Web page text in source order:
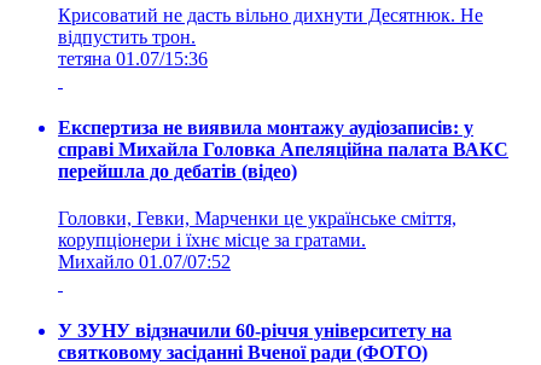
Крисоватий не дасть вільно дихнути Десятнюк. Не
відпустить трон.
тетяна 01.07/15:36
Експертиза не виявила монтажу аудіозаписів: у
справі Михайла Головка Апеляційна палата ВАКС
перейшла до дебатів (відео)
Головки, Гевки, Марченки це українське сміття,
корупціонери і їхнє місце за гратами.
Михайло 01.07/07:52
У ЗУНУ відзначили 60-річчя університету на
святковому засіданні Вченої ради (ФОТО)